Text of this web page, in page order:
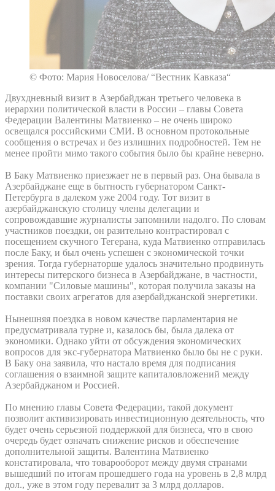
© Фото: Мария Новоселова/ “Вестник Кавказа“
Двухдневный визит в Азербайджан третьего человека в
иерархии политической власти в России – главы Совета
Федерации Валентины Матвиенко – не очень широко
освещался российскими СМИ. В основном протокольные
сообщения о встречах и без излишних подробностей. Тем не
менее пройти мимо такого события было бы крайне неверно.
В Баку Матвиенко приезжает не в первый раз. Она бывала в
Азербайджане еще в бытность губернатором Санкт-
Петербурга в далеком уже 2004 году. Тот визит в
азербайджанскую столицу члены делегации и
сопровождавшие журналисты запомнили надолго. По словам
участников поездки, он разительно контрастировал с
посещением скучного Тегерана, куда Матвиенко отправилась
после Баку, и был очень успешен с экономической точки
зрения. Тогда губернаторше удалось значительно продвинуть
интересы питерского бизнеса в Азербайджане, в частности,
компании "Силовые машины", которая получила заказы на
поставки своих агрегатов для азербайджанской энергетики.
Нынешняя поездка в новом качестве парламентария не
предусматривала турне и, казалось бы, была далека от
экономики. Однако уйти от обсуждения экономических
вопросов для экс-губернатора Матвиенко было бы не с руки.
В Баку она заявила, что настало время для подписания
соглашения о взаимной защите капиталовложений между
Азербайджаном и Россией.
По мнению главы Совета Федерации, такой документ
позволит активизировать инвестиционную деятельность, что
будет очень серьезной поддержкой для бизнеса, что в свою
очередь будет означать снижение рисков и обеспечение
дополнительной защиты. Валентина Матвиенко
констатировала, что товарооборот между двумя странами
вышедший по итогам прошедшего года на уровень в 2,8 млрд
дол., уже в этом году перевалит за 3 млрд долларов.